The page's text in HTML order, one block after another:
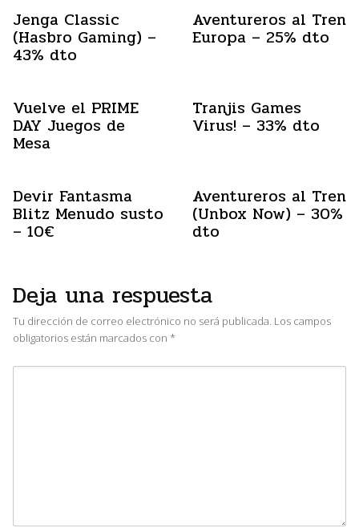
Jenga Classic
(Hasbro Gaming) –
43% dto
Aventureros al Tren
Europa – 25% dto
Vuelve el PRIME
DAY Juegos de
Mesa
Tranjis Games
Virus! – 33% dto
Devir Fantasma
Blitz Menudo susto
– 10€
Aventureros al Tren
(Unbox Now) – 30%
dto
Deja una respuesta
Tu dirección de correo electrónico no será publicada. Los campos
obligatorios están marcados con *